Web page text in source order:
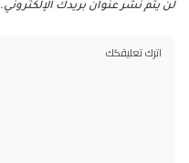
لن يتم نشر عنوان بريدك الإلكتروني.